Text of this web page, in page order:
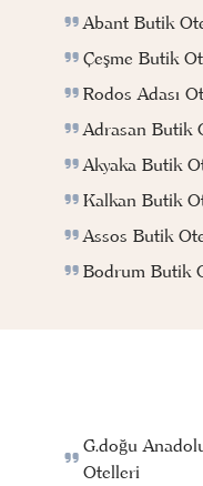
Abant Butik
Çeşme Butik
Rodos Adası
Adrasan Butik
Akyaka Butik
Kalkan Butik
Assos Butik
Bodrum Butik
G.doğu
Otelleri